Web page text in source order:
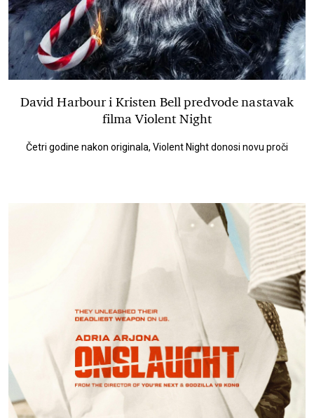
David Harbour i Kristen Bell predvode nastavak
filma Violent Night
Četri godine nakon originala, Violent Night donosi novu proči